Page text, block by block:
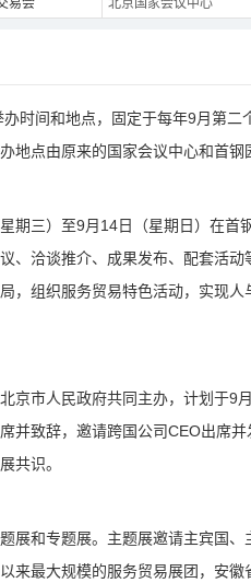
易会
北京国家会议中心
时间和地点，固定于每年9月第
地点由原来的国家会议中心和首
期三）至9月14日（星期日）在首
、洽谈推介、成果发布、配套活
，组织服务贸易特色活动，实现
京市人民政府共同主办，计划于9
并致辞，邀请跨国公司CEO出席
共识。
展和专题展。主题展邀请主宾国
来最大规模的服务贸易展团，安